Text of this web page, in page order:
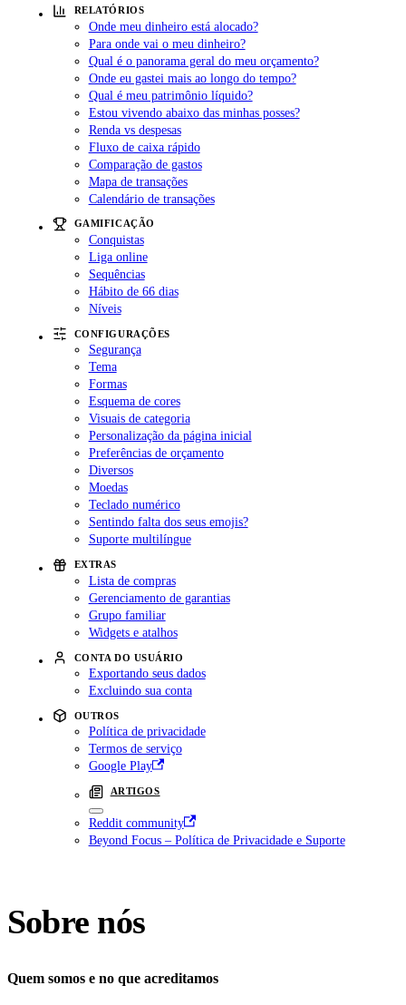
RELATÓRIOS
Onde meu dinheiro está alocado?
Para onde vai o meu dinheiro?
Qual é o panorama geral do meu orçamento?
Onde eu gastei mais ao longo do tempo?
Qual é meu patrimônio líquido?
Estou vivendo abaixo das minhas posses?
Renda vs despesas
Fluxo de caixa rápido
Comparação de gastos
Mapa de transações
Calendário de transações
GAMIFICAÇÃO
Conquistas
Liga online
Sequências
Hábito de 66 dias
Níveis
CONFIGURAÇÕES
Segurança
Tema
Formas
Esquema de cores
Visuais de categoria
Personalização da página inicial
Preferências de orçamento
Diversos
Moedas
Teclado numérico
Sentindo falta dos seus emojis?
Suporte multilíngue
EXTRAS
Lista de compras
Gerenciamento de garantias
Grupo familiar
Widgets e atalhos
CONTA DO USUÁRIO
Exportando seus dados
Excluindo sua conta
OUTROS
Política de privacidade
Termos de serviço
Google Play
ARTIGOS
Reddit community
Beyond Focus – Política de Privacidade e Suporte
Sobre nós
Quem somos e no que acreditamos